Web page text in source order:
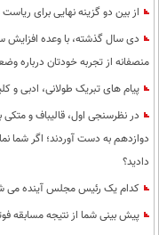
از بین دو گزینه نهایی برای
منصفانه از تجربه خودتان درباره
پیام های تبریک طولانی، ادبی و
در نظرسنجی اول، قالیباف و
دوازدهم به دست آوردند؛ اگر شما
دادید؟
کدام یک رئیس مجلس آینده می
پیش بینی شما از نتیجه مسابقه